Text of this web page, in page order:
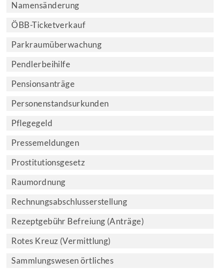
Namensänderung
ÖBB-Ticketverkauf
Parkraumüberwachung
Pendlerbeihilfe
Pensionsanträge
Personenstandsurkunden
Pflegegeld
Pressemeldungen
Prostitutionsgesetz
Raumordnung
Rechnungsabschlusserstellung
Rezeptgebühr Befreiung (Anträge)
Rotes Kreuz (Vermittlung)
Sammlungswesen örtliches